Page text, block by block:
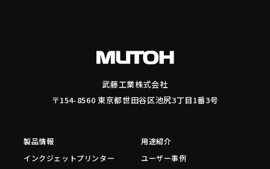
武藤工業株式会社
〒154-8560 東京都世田谷区池尻3丁目1番3号
製品情報
インクジェットプリンター
用途紹介
ユーザー事例